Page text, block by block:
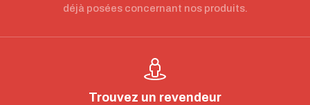
déjà posées concernant nos produits.
Trouvez un revendeur